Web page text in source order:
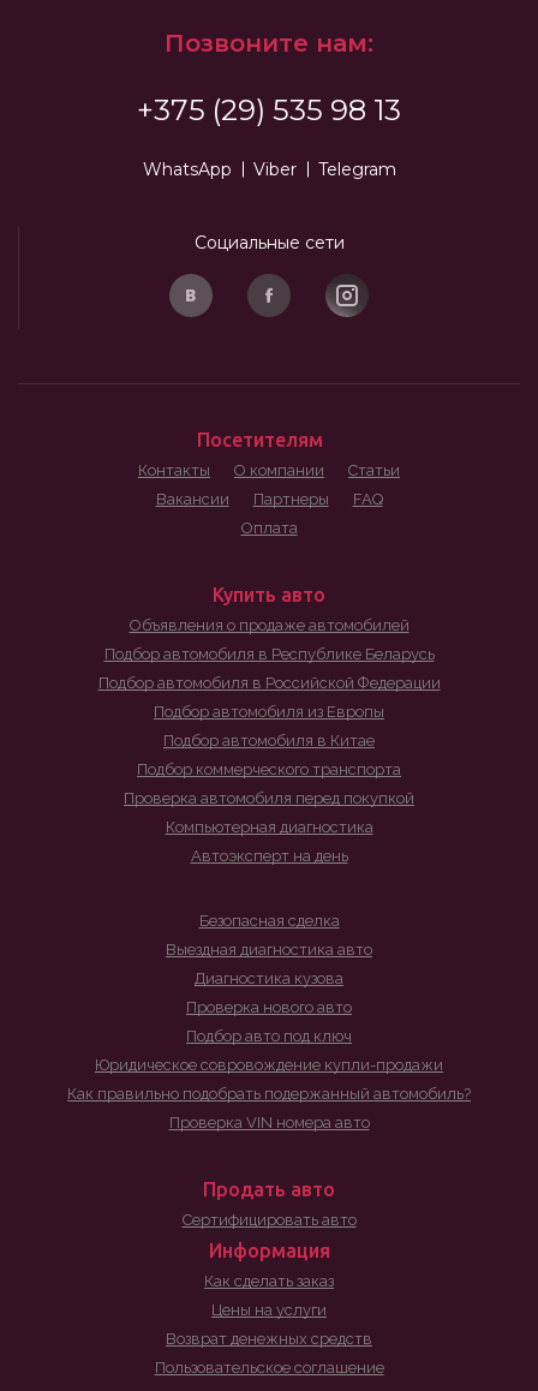
Позвоните нам:
+375 (29) 535 98 13
WhatsApp Viber Telegram
Социальные сети
Посетителям
Контакты О компании
Статьи
Вакансии
Партнеры
FAQ
Оплата
Купить авто
Объявления о продаже автомобилей
Подбор автомобиля в Республике Беларусь
Подбор автомобиля в Российской Федерации
Подбор автомобиля из Европы
Подбор автомобиля в Китае
Подбор коммерческого транспорта
Проверка автомобиля перед покупкой
Компьютерная диагностика
Автоэксперт на день
Безопасная сделка
Выездная диагностика авто
Диагностика кузова
Проверка нового авто
Подбор авто под ключ
Юридическое совровождение купли-продажи
Как правильно подобрать подержанный автомобиль?
Проверка VIN номера авто
Продать авто
Сертифицировать авто
Информация
Как сделать заказ
Цены на услуги
Возврат денежных средств
Пользовательское соглашение